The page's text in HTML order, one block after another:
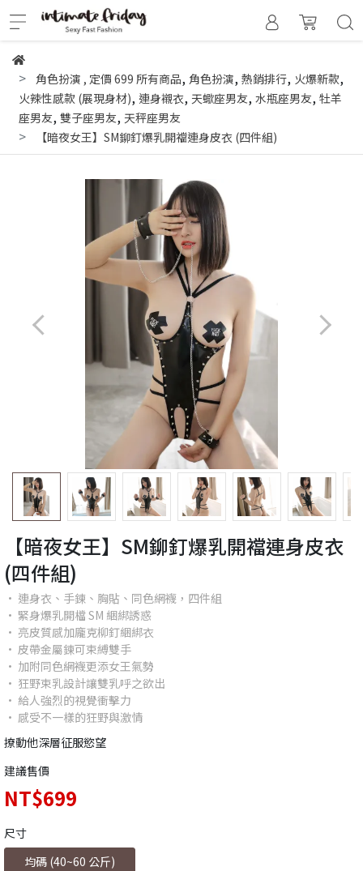
角色扮演 , 定價 699 所有商品, 角色扮演, 熱銷排行, 火爆新款,
火辣性感款 (展現身材), 連身襯衣, 天蠍座男友, 水瓶座男友, 牡羊
座男友, 雙子座男友, 天秤座男友
【暗夜女王】SM鉚釘爆乳開襠連身皮衣 (四件組)
【暗夜女王】SM鉚釘爆乳開襠連身皮衣
(四件組)
• 連身衣、手鍊、胸貼、同色網襪，四件組
• 緊身爆乳開檔 SM 綑綁誘惑
• 亮皮質感加龐克柳釘綑綁衣
• 皮帶金屬鍊可束縛雙手
• 加附同色網襪更添女王氣勢
• 狂野束乳設計讓雙乳呼之欲出
• 給人強烈的視覺衝擊力
• 感受不一樣的狂野與激情
撩動他深層征服慾望
建議售價
NT$699
尺寸
均碼 (40~60 公斤)